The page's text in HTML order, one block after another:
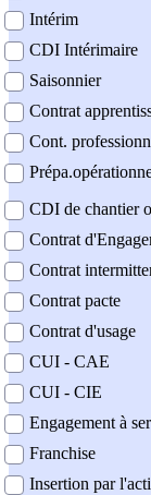
Intérim
CDI Intérimaire
Saisonnier
Contrat
Cont.
CDI de chantier
Contrat
Contrat
Contrat pacte
Contrat d'usage
CUI - CAE
CUI - CIE
Engagement à
Franchise
Insertion par